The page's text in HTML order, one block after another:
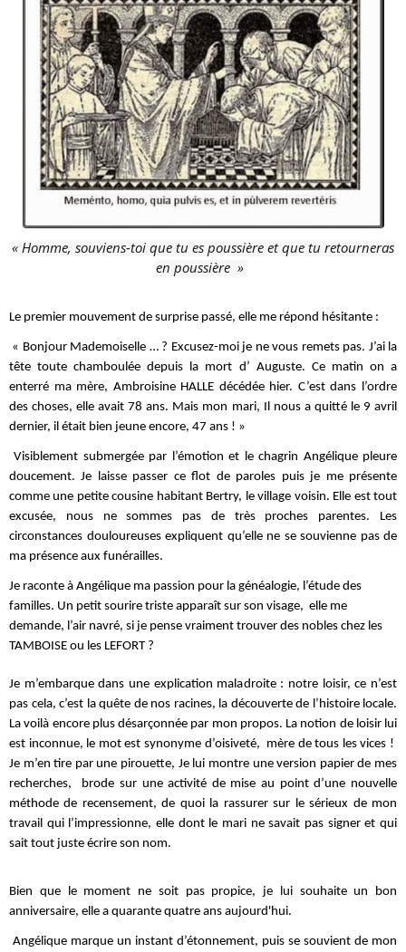
« Homme, souviens-toi que tu es poussière et que tu retourneras
en poussière »
Le premier mouvement de surprise passé, elle me répond hésitante :
« Bonjour Mademoiselle … ? Excusez-moi je ne vous remets pas. J’ai la
tête toute chamboulée depuis la mort d’ Auguste. Ce matin on a
enterré ma mère, Ambroisine HALLE décédée hier. C’est dans l’ordre
des choses, elle avait 78 ans. Mais mon mari, Il nous a quitté le 9 avril
dernier, il était bien jeune encore, 47 ans ! »
Visiblement submergée par l’émotion et le chagrin Angélique pleure
doucement. Je laisse passer ce flot de paroles puis je me présente
comme une petite cousine habitant Bertry, le village voisin. Elle est tout
excusée, nous ne sommes pas de très proches parentes. Les
circonstances douloureuses expliquent qu’elle ne se souvienne pas de
ma présence aux funérailles.
Je raconte à Angélique ma passion pour la généalogie, l’étude des
familles. Un petit sourire triste apparaît sur son visage, elle me
demande, l’air navré, si je pense vraiment trouver des nobles chez les
TAMBOISE ou les LEFORT ?
Je m’embarque dans une explication maladroite : notre loisir, ce n’est
pas cela, c’est la quête de nos racines, la découverte de l’histoire locale.
La voilà encore plus désarçonnée par mon propos. La notion de loisir lui
est inconnue, le mot est synonyme d’oisiveté, mère de tous les vices !
Je m’en tire par une pirouette, Je lui montre une version papier de mes
recherches, brode sur une activité de mise au point d’une nouvelle
méthode de recensement, de quoi la rassurer sur le sérieux de mon
travail qui l’impressionne, elle dont le mari ne savait pas signer et qui
sait tout juste écrire son nom.
Bien que le moment ne soit pas propice, je lui souhaite un bon
anniversaire, elle a quarante quatre ans aujourd'hui.
Angélique marque un instant d’étonnement, puis se souvient de mon